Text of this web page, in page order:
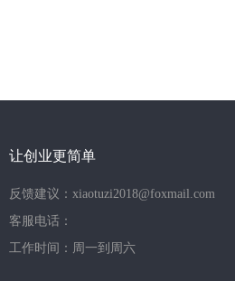
让创业更简单
反馈建议：xiaotuzi2018@foxmail.com
客服电话：
工作时间：周一到周六